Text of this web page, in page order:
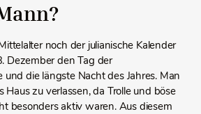
noch der julianische Kalender
Dezember den Tag der
die längste Nacht des Jahres. Man
Haus zu verlassen, da Trolle und böse
besonders aktiv waren. Aus diesem